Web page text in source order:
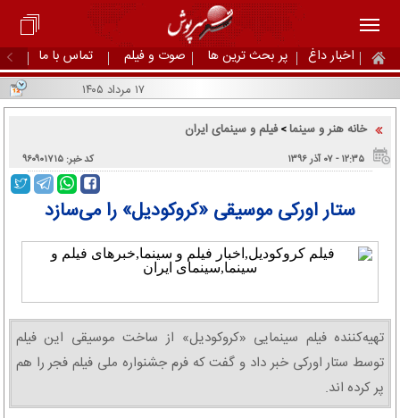
اخبار داغ پر بحث ترین ها صوت و فیلم تماس با ما
۱۷ مرداد ۱۴۰۵
خانه هنر و سینما>فیلم و سینمای ایران
۱۲:۳۵ - ۰۷ آذر ۱۳۹۶ کد خبر: ۹۶۰۹۰۱۷۱۵
ستار اورکی موسیقی «کروکودیل» را می‌سازد
تهیه‌کننده فیلم سینمایی «کروکودیل» از ساخت موسیقی این فیلم
توسط ستار اورکی خبر داد و گفت که فرم جشنواره ملی فیلم فجر را هم
پر کرده اند.